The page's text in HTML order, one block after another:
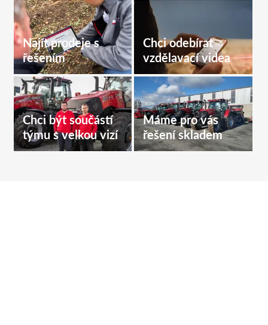
Najít prodeje s
řešením
Chci odebírat
vzdělavací videa
Máme pro vás
řešení skladem
Chci být součástí
týmu s velkou vizí